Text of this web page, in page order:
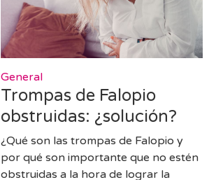
General
Trompas de Falopio
obstruidas: ¿solución?
¿Qué son las trompas de Falopio y
por qué son importante que no estén
obstruidas a la hora de lograr la